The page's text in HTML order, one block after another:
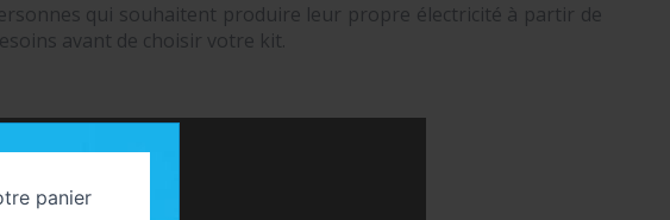
qui souhaitent produire leur propre électricité à partir de
avant de choisir votre kit.
panier